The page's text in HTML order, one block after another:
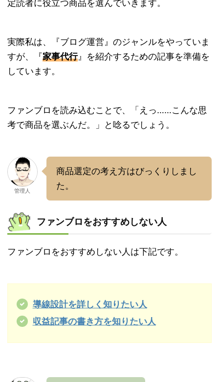
定読者に役立つ商品を選んでいきます。
実際私は、『ブログ運営』のジャンルをやっていま
すが、『家事代行』を紹介するための記事を準備を
しています。
ファンブロを読み込むことで、「えっ……こんな思
考で商品を選ぶんだ。」と唸るでしょう。
管理人
商品選定の考え方はびっくりしまし
た。
ファンブロをおすすめしない人
ファンブロをおすすめしない人は下記です。
導線設計を詳しく知りたい人
収益記事の書き方を知りたい人